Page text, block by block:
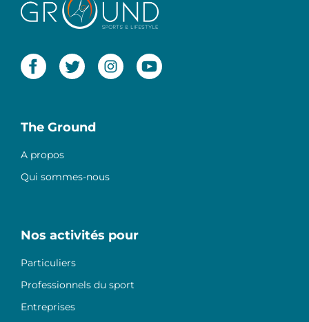
The Ground
A propos
Qui sommes-nous
Nos activités pour
Particuliers
Professionnels du sport
Entreprises